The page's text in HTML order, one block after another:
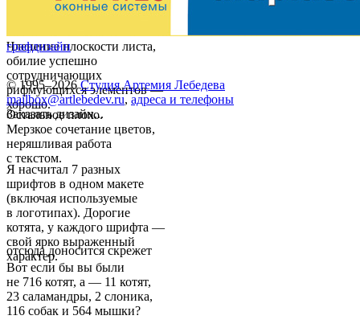
Членение плоскости листа,
обилие успешно
сотрудничающих
рифмующихся элементов —
хорошо.
Остальное плохо.
Мерзкое сочетание цветов,
неряшливая работа
с текстом.
Я насчитал 7 разных
шрифтов в одном макете
(включая используемые
в логотипах). Дорогие
котята, у каждого шрифта —
свой ярко выраженный
характер.
отсюда доносится скрежет
Вот если бы вы были
не 716 котят, а — 11 котят,
23 саламандры, 2 слоника,
116 собак и 564 мышки?
графдизайн
© 1995–2026 Студия Артемия Лебедева
mailbox@artlebedev.ru, адреса и телефоны
Заказать дизайн...